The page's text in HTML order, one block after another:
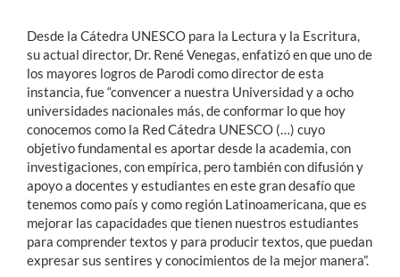
Desde la Cátedra UNESCO para la Lectura y la Escritura,
su actual director, Dr. René Venegas, enfatizó en que uno de
los mayores logros de Parodi como director de esta
instancia, fue “convencer a nuestra Universidad y a ocho
universidades nacionales más, de conformar lo que hoy
conocemos como la Red Cátedra UNESCO (…) cuyo
objetivo fundamental es aportar desde la academia, con
investigaciones, con empírica, pero también con difusión y
apoyo a docentes y estudiantes en este gran desafío que
tenemos como país y como región Latinoamericana, que es
mejorar las capacidades que tienen nuestros estudiantes
para comprender textos y para producir textos, que puedan
expresar sus sentires y conocimientos de la mejor manera”.